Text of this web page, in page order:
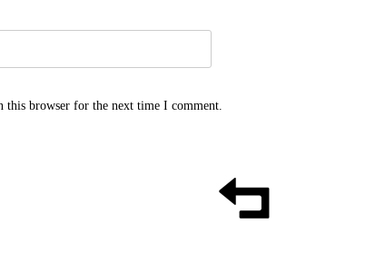
this browser for the next time I comment.